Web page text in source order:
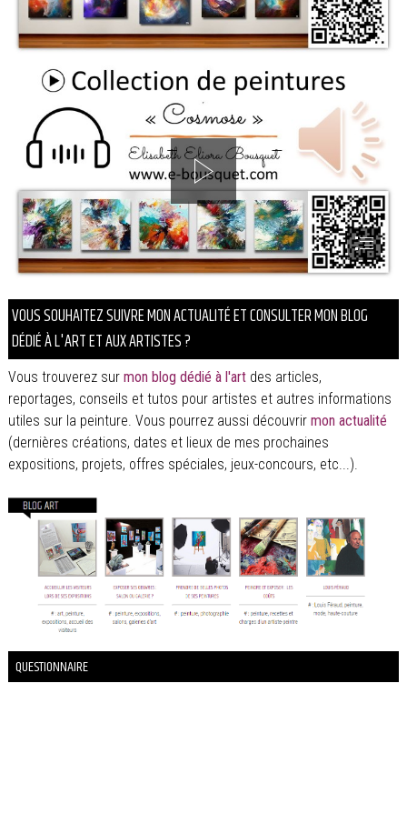
VOUS SOUHAITEZ SUIVRE MON ACTUALITÉ ET CONSULTER MON BLOG
DÉDIÉ À L'ART ET AUX ARTISTES ?
Vous trouverez sur mon blog dédié à l'art des articles,
reportages, conseils et tutos pour artistes et autres informations
utiles sur la peinture. Vous pourrez aussi découvrir mon actualité
(dernières créations, dates et lieux de mes prochaines
expositions, projets, offres spéciales, jeux-concours, etc...).
QUESTIONNAIRE